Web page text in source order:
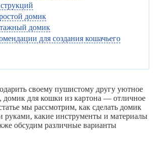
домик
домик
для создания кошачьего
своему пушистому другу уютное
домик для кошки из картона — отличное
мы рассмотрим, как сделать домик
руками, какие инструменты и материалы
обсудим различные варианты